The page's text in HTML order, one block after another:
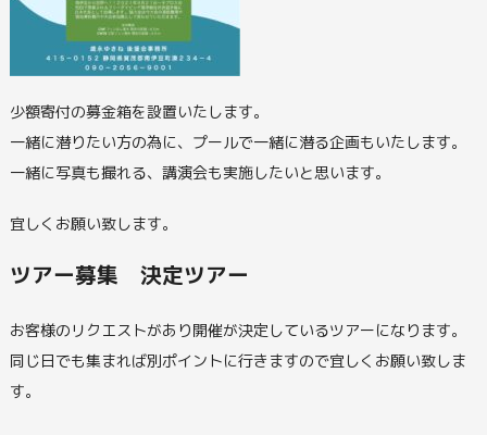
少額寄付の募金箱を設置いたします。
一緒に潜りたい方の為に、プールで一緒に潜る企画もいたします。
一緒に写真も撮れる、講演会も実施したいと思います。
宜しくお願い致します。
ツアー募集 決定ツアー
お客様のリクエストがあり開催が決定しているツアーになります。
同じ日でも集まれば別ポイントに行きますので宜しくお願い致しま
す。